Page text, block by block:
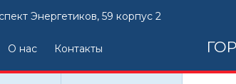
Энергетиков, 59 корпус 2
О нас Контакты